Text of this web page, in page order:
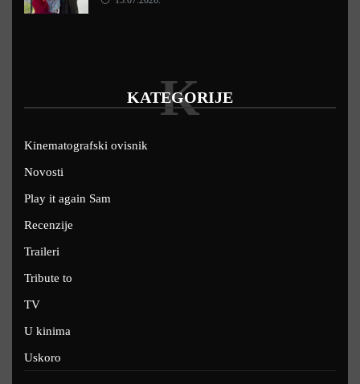
KATEGORIJE
K
Kinematografski ovisnik
Novosti
Play it again Sam
Recenzije
Traileri
Tribute to
TV
U kinima
Uskoro